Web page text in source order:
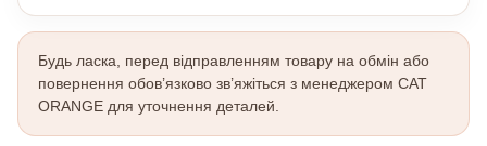
Будь ласка, перед відправленням товару на обмін або
повернення обов’язково зв’яжіться з менеджером CAT
ORANGE для уточнення деталей.